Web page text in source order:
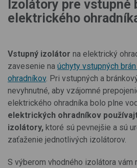
Izolátory pre vstupné
elektrického
Vstupný izolátor na elektrický
zavesenie na úchyty vstupných
ohradníkov. Pri vstupných a
nevyhnutné, aby vzájomné
elektrického ohradníka bolo plne
elektrických ohradníkov
izolátory, ktoré sú pevnejšie a sú
zaťaženie jednotlivých izolátorov.
S výberom vhodného izolátora vám